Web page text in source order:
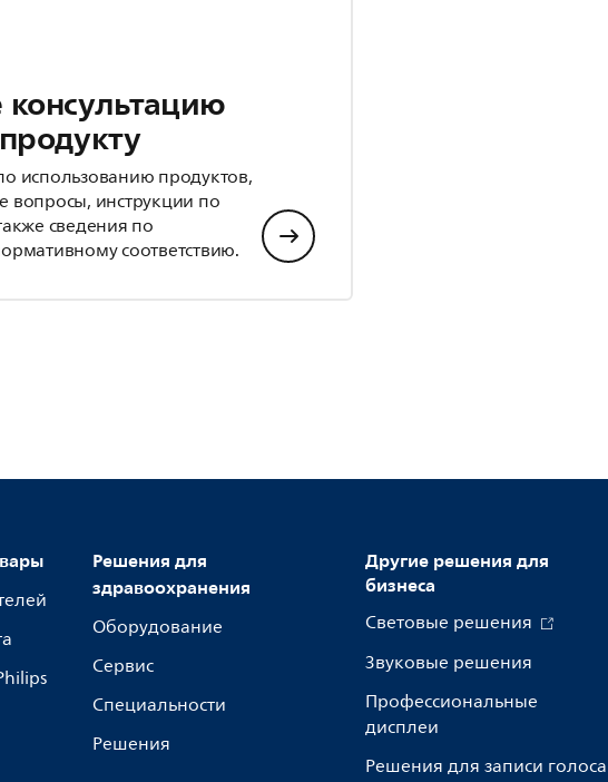
использованию продуктов,
вопросы, инструкции по
сведения по
соответствию.
Решения для
здравоохранения
Оборудование
Сервис
Специальности
Решения
Другие решения для
бизнеса
Световые решения
Звуковые решения
Профессиональные
дисплеи
Решения для записи голоса